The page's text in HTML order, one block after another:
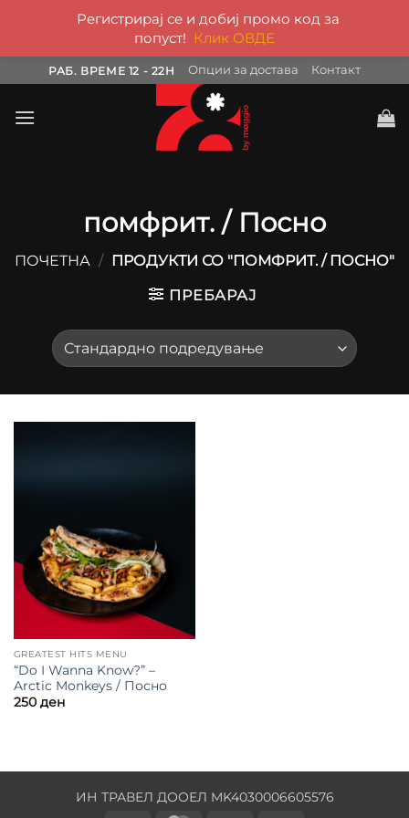
to
content
РАБ. ВРЕМЕ 12 - 22H Опции за достава Контакт
помфрит. / Посно
ПОЧЕТНА / ПРОДУКТИ СО "ПОМФРИТ. / ПОСНО"
ПРЕБАРАЈ
GREATEST HITS MENU
“Do I Wanna Know?” –
Arctic Monkeys / Посно
250 ден
ИН ТРАВЕЛ ДООЕЛ MK4030006605576
Регистрирај се и добиј промо код за
попуст! Клик ОВДЕ